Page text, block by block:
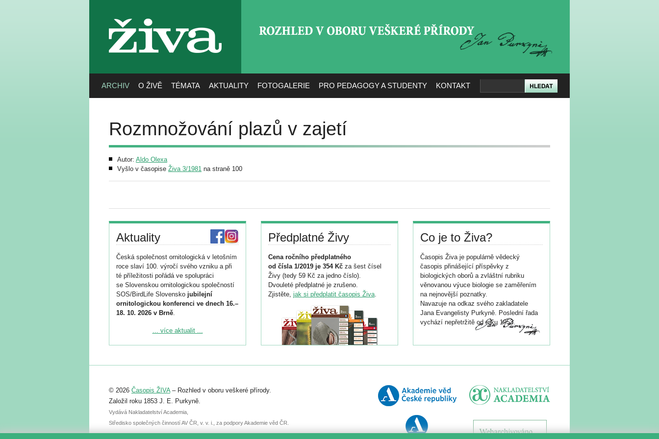
živa
ARCHIV O ŽIVĚ TÉMATA AKTUALITY FOTOGALERIE PRO PEDAGOGY A STUDENTY KONTAKT
Rozmnožování plazů v zajetí
Autor: Aldo Olexa
Vyšlo v časopise Živa 3/1981 na straně 100
Aktuality
Česká společnost ornitologická v letošním
roce slaví 100. výročí svého vzniku a při
té příležitosti pořádá ve spolupráci
se Slovenskou ornitologickou společností
SOS/BirdLife Slovensko jubilejní
ornitologickou konferenci ve dnech 16.–
18. 10. 2026 v Brně.
Podrobnější informace ke konferenci
Registrovat se můžete do 6. září.
abstraktu přihlášené přednášky nebo
posteru je už 30. června.
... více aktualit ...
Předplatné Živy
Cena ročního předplatného
od čísla 1/2019 je 354 Kč za šest čísel
Živy (tedy 59 Kč za jedno číslo).
Dvouleté předplatné je zrušeno.
Zjistěte, jak si předplatit časopis Živa.
Co je to Živa?
Časopis Živa je populárně vědecký
časopis přinášející příspěvky z
biologických oborů a zvláštní rubriku
věnovanou výuce biologie se zaměřením
na nejnovější poznatky.
Navazuje na odkaz svého zakladatele
Jana Evangelisty Purkyně. Poslední řada
vychází nepřetržitě od roku 1953.
© 2026 Časopis ŽIVA– Rozhled v oboru veškeré přírody.
Založil roku 1853 J. E. Purkyně.
Vydává Nakladatelství Academia,
Středisko společných činností AV ČR, v. v. i., za podpory Akademie věd ČR.